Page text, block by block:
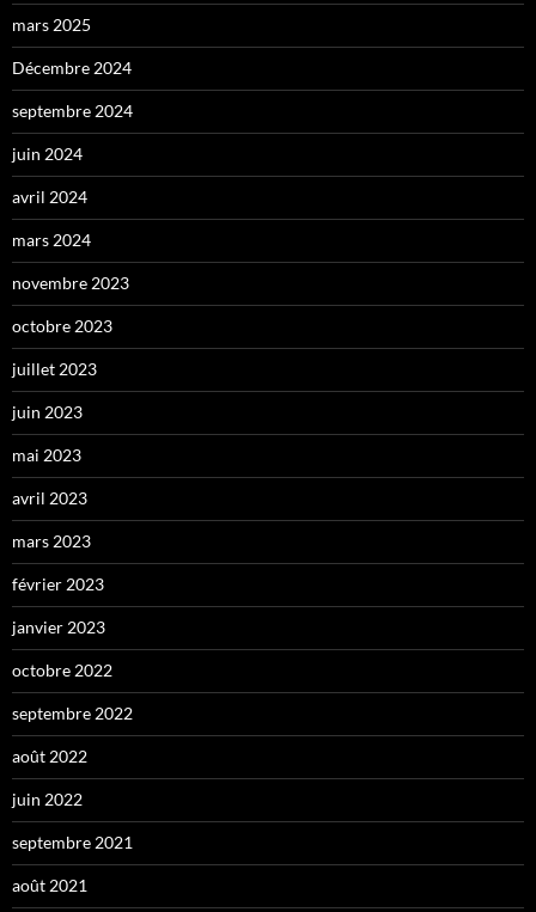
mars 2025
Décembre 2024
septembre 2024
juin 2024
avril 2024
mars 2024
novembre 2023
octobre 2023
juillet 2023
juin 2023
mai 2023
avril 2023
mars 2023
février 2023
janvier 2023
octobre 2022
septembre 2022
août 2022
juin 2022
septembre 2021
août 2021